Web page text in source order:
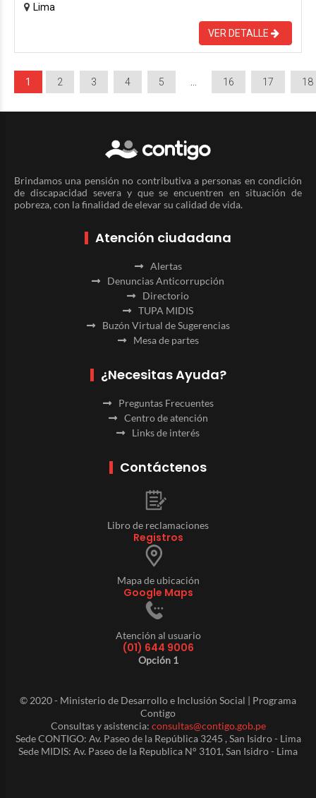
Lima
VER DETALLE
1 2 3 4 5 16 17 18
Brindamos una pensión no contributiva a personas en condición
de discapacidad severa y que se encuentren en situación de
pobreza, con la finalidad de elevar su calidad de vida.
Atención ciudadana
Alertas
Denuncias Anticorrupción
Directorio
TUPA MIDIS
Buzón Virtual de Sugerencias
Mesa de partes
¿Necesitas Ayuda?
Preguntas Frecuentes
Centro de atención
Links de interés
Contáctenos
Libro de reclamaciones
Registros
Mapa de ubicación
Google Maps
Atención al usuario
(01) 644 9006
Opción 1
© 2020 - Ministerio de Desarrollo e Inclusión Social | Programa
Contigo
Consultas y asistencia: consultas@contigo.gob.pe
Sede CONTIGO: Av. Paseo de la República 3245 , San Isidro - Lima
Sede MIDIS: Av. Paseo de la Republica N° 3101, San Isidro - Lima